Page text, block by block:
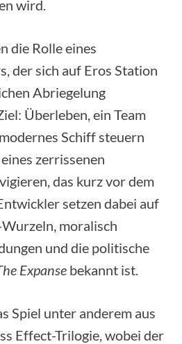
wird.
die Rolle eines
der sich auf Eros Station
Abriegelung
Überleben, ein Team
Schiff steuern
zerrissenen
das kurz vor dem
setzen dabei auf
moralisch
und die politische
Expanse bekannt ist.
Spiel unter anderem aus
Effect-Trilogie, wobei der